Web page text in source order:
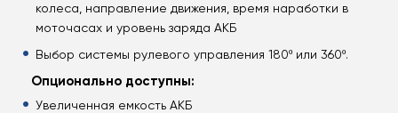
колеса, направление движения, время наработки в
моточасах и уровень заряда АКБ
Выбор системы рулевого управления 180º или 360º.
Опционально доступны:
Увеличенная емкость АКБ